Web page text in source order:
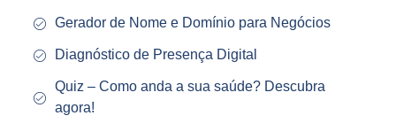
Gerador de Nome e Domínio para Negócios
Diagnóstico de Presença Digital
Quiz – Como anda a sua saúde? Descubra
agora!